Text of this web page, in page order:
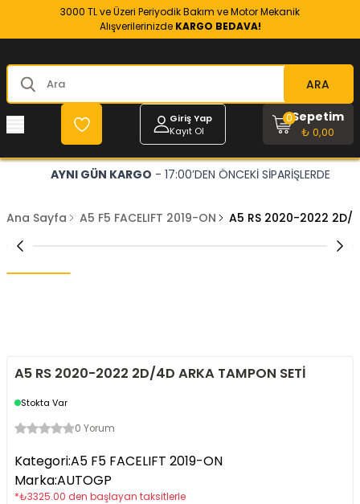
3000 TL ve Üzeri Periyodik Bakım ve Motor Mekanik
Alışverilerinizde KARGO BEDAVA!
ARA
Giriş Yap
Kayıt Ol
Sepetim
₺ 0,00
0
AYNI GÜN KARGO - 17:00’DEN ÖNCEKİ SİPARİŞLERDE
Ana Sayfa A5 F5 FACELIFT 2019-ON A5 RS 2020-2022 2D/
A5 RS 2020-2022 2D/4D ARKA TAMPON SETİ
Stokta Var
0 Yorum
Kategori:A5 F5 FACELIFT 2019-ON
Marka:AUTOGP
*₺3325.00 den başlayan taksitlerle